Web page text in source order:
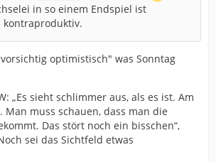
in so einem Endspiel ist
optimistisch" was Sonntag
„Es sieht schlimmer aus, als es ist. Am
Man muss schauen, dass man die
Das stört noch ein bisschen“,
sei das Sichtfeld etwas